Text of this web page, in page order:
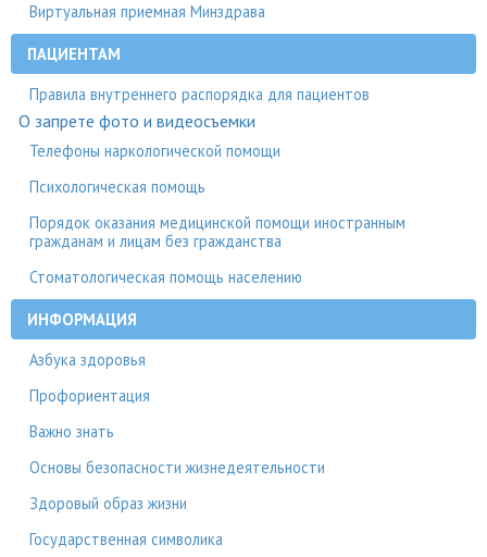
Виртуальная приемная Минздрава
ПАЦИЕНТАМ
Правила внутреннего распорядка для пациентов
О запрете фото и видеосъемки
Телефоны наркологической помощи
Психологическая помощь
Порядок оказания медицинской помощи иностранным
гражданам и лицам без гражданства
Стоматологическая помощь населению
ИНФОРМАЦИЯ
Азбука здоровья
Профориентация
Важно знать
Основы безопасности жизнедеятельности
Здоровый образ жизни
Государственная символика